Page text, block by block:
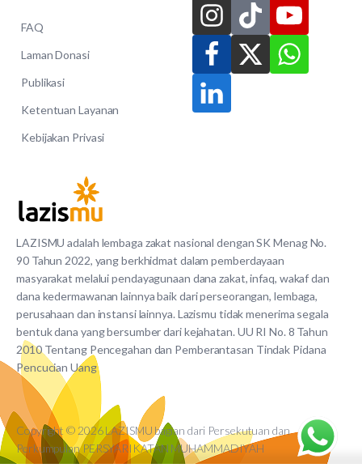
LAZISMU adalah lembaga zakat nasional dengan SK Menag No.
90 Tahun 2022, yang berkhidmat dalam pemberdayaan
masyarakat melalui pendayagunaan dana zakat, infaq, wakaf dan
dana kedermawanan lainnya baik dari perseorangan, lembaga,
perusahaan dan instansi lainnya. Lazismu tidak menerima segala
bentuk dana yang bersumber dari kejahatan. UU RI No. 8 Tahun
2010 Tentang Pencegahan dan Pemberantasan Tindak Pidana
Pencucian Uang
FAQ
Laman Donasi
Publikasi
Ketentuan Layanan
Kebijakan Privasi
Copyright © 2026 LAZISMU bagian dari Persekutuan dan
Perkumpulan PERSYARIKATAN MUHAMMADIYAH